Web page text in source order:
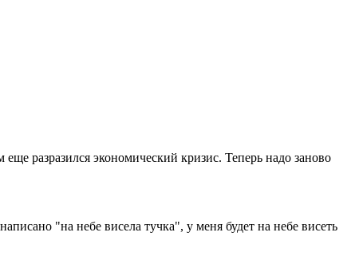
разразился экономический кризис. Теперь надо заново
"на небе висела тучка", у меня будет на небе висеть